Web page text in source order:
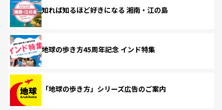
知れば知るほど好きになる 湘南・江の島
地球の歩き方45周年記念 インド特集
「地球の歩き方」シリーズ広告のご案内